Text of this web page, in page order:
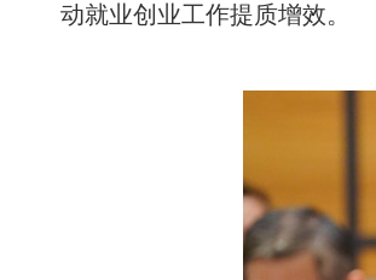
动就业创业工作提质增效。